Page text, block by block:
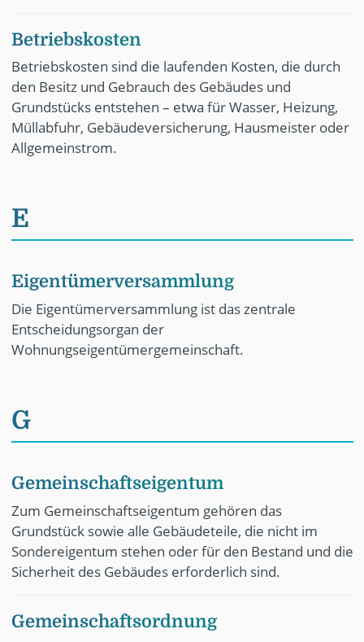
Betriebskosten
Betriebskosten sind die laufenden Kosten, die durch
den Besitz und Gebrauch des Gebäudes und
Grundstücks entstehen – etwa für Wasser, Heizung,
Müllabfuhr, Gebäudeversicherung, Hausmeister oder
Allgemeinstrom.
E
Eigentümerversammlung
Die Eigentümerversammlung ist das zentrale
Entscheidungsorgan der
Wohnungseigentümergemeinschaft.
G
Gemeinschaftseigentum
Zum Gemeinschaftseigentum gehören das
Grundstück sowie alle Gebäudeteile, die nicht im
Sondereigentum stehen oder für den Bestand und die
Sicherheit des Gebäudes erforderlich sind.
Gemeinschaftsordnung